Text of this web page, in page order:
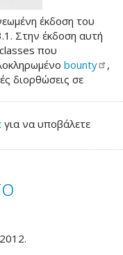
έκδοση του
Στην έκδοση αυτή
που
bounty
,
διορθώσεις σε
για να υποβάλετε